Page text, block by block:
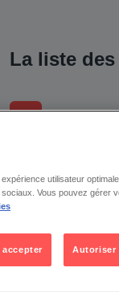
La liste
06 Alpes-
11 Aude
13 Bouches-
utilisateur
Vous pouvez gérer
Autoriser